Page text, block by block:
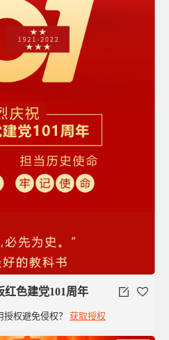
色建党101周年
权避免侵权？ 获取授权